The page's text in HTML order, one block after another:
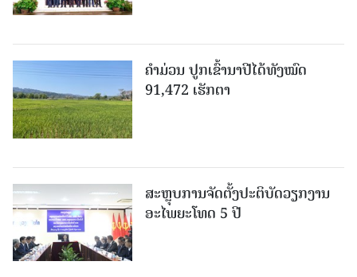
ຄໍາມ່ວນ ປູກເຂົ້ານາປີໄດ້ທັງໝົດ
91,472 ເຮັກຕາ
ສະຫຼຸບການຈັດຕັ້ງປະຕິບັດວຽກງານ
ອະໄພຍະໂທດ 5 ປີ